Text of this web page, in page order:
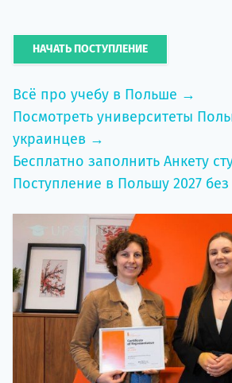
НАЧАТЬ ПОСТУПЛЕНИЕ
Всё про учебу в Польше →
Посмотреть университеты
украинцев →
Бесплатно заполнить Анкету
Поступление в Польшу 2027